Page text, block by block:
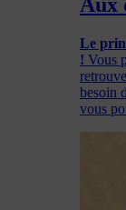
Le
! Vous
besoin
vous